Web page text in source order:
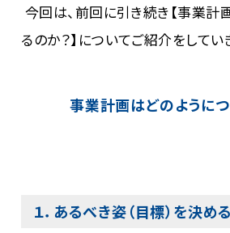
今回は、前回に引き続き【事業計
るのか？】についてご紹介をしてい
事業計画はどのようにつ
１．あるべき姿（目標）を決める